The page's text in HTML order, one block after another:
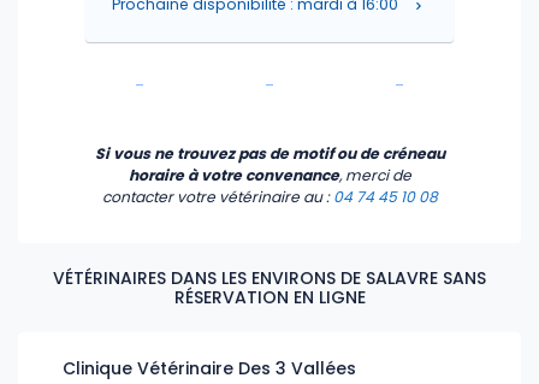
- - -
Prochaine disponibilité : mardi à 16:00
Si vous ne trouvez pas de motif ou de créneau
horaire à votre convenance, merci de
contacter votre vétérinaire au :04 74 45 10 08
VÉTÉRINAIRES DANS LES ENVIRONS DE SALAVRE SANS
RÉSERVATION EN LIGNE
Clinique Vétérinaire Des 3 Vallées